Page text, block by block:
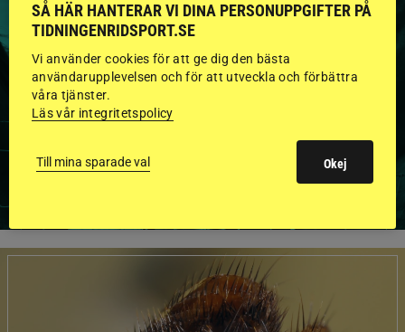
GODKÄNDA HINGSTAR I
FLERA KATEGORIER MED
BILDER OCH FAKTA
VISA ALLA HINGSTAR
SÅ HÄR HANTERAR VI DINA PERSONUPPGIFTER PÅ
TIDNINGENRIDSPORT.SE
Vi använder cookies för att ge dig den bästa
användarupplevelsen och för att utveckla och förbättra
våra tjänster.
Läs vår integritetspolicy
Till mina sparade val Okej